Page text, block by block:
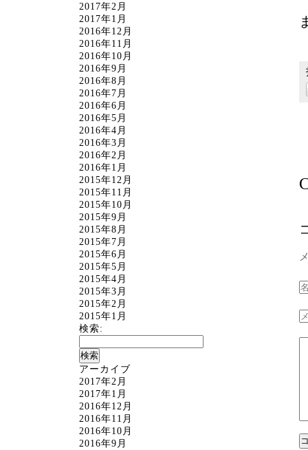
2017年2月
2017年1月
2016年12月
2016年11月
2016年10月
2016年9月
2016年8月
2016年7月
2016年6月
2016年5月
2016年4月
2016年3月
2016年2月
2016年1月
2015年12月
2015年11月
2015年10月
2015年9月
2015年8月
2015年7月
2015年6月
2015年5月
2015年4月
2015年3月
2015年2月
2015年1月
検索:
アーカイブ
2017年2月
2017年1月
2016年12月
2016年11月
2016年10月
2016年9月